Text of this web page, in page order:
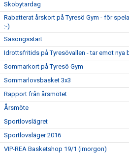
Skobytardag
Rabatterat årskort på Tyresö Gym - för
:-)
Säsongsstart
Idrottsfritids på Tyresövallen - tar emot nya
Sommarkort på Tyresö Gym
Sommarlovsbasket 3x3
Rapport från årsmötet
Årsmöte
Sportlovslägret
Sportlovsläger 2016
VIP-REA Basketshop 19/1 (imorgon)